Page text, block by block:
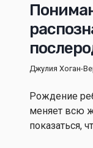
Джулия Хоган-
Рождение
меняет всю
показаться,